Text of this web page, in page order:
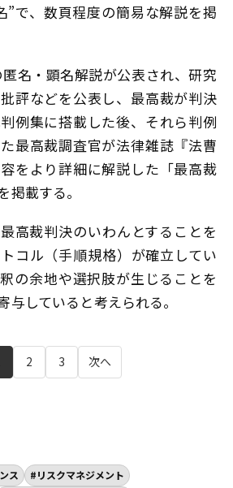
”で、数頁程度の簡易な解説を掲
名・顕名解説が公表され、研究
評などを公表し、最高裁が判決
例集に搭載した後、それら判例
最高裁調査官が法律雑誌『法曹
をより詳細に解説した「最高裁
掲載する。
最高裁判決のいわんとすることを
コル（手順規格）が確立してい
の余地や選択肢が生じることを
与していると考えられる。
2 3 次へ
ス
リスクマネジメント